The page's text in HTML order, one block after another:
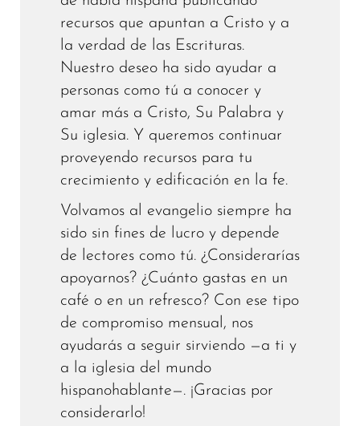
recursos que apuntan a Cristo y a
la verdad de las Escrituras.
Nuestro deseo ha sido ayudar a
personas como tú a conocer y
amar más a Cristo, Su Palabra y
Su iglesia. Y queremos continuar
proveyendo recursos para tu
crecimiento y edificación en la fe.
Volvamos al evangelio siempre ha
sido sin fines de lucro y depende
de lectores como tú. ¿Considerarías
apoyarnos? ¿Cuánto gastas en un
café o en un refresco? Con ese tipo
de compromiso mensual, nos
ayudarás a seguir sirviendo —a ti y
a la iglesia del mundo
hispanohablante—. ¡Gracias por
considerarlo!